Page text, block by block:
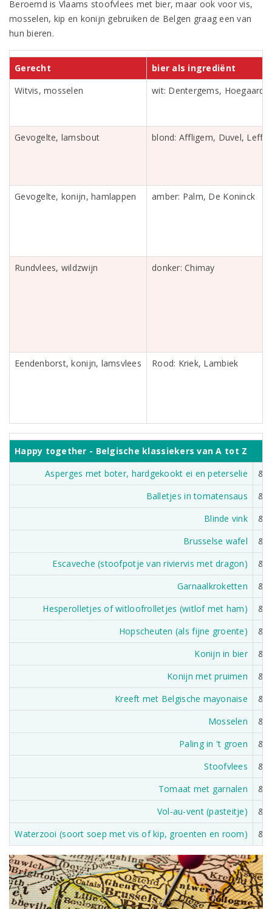
Beroemd is Vlaams stoofvlees met bier, maar ook voor vis,
mosselen, kip en konijn gebruiken de Belgen graag een van
hun bieren.
Gerecht
bier als ingrediënt
Witvis, mosselen
wit: Dentergems,
Gevogelte, lamsbout blond: Affligem, Duvel, Leffe
Gevogelte, konijn, hamlappen amber: Palm, De Koninck
Rundvlees, wildzwijn donker: Chimay
Eendenborst, konijn, lamsvlees Rood: Kriek, Lambiek
Happy together - Belgische klassiekers van A tot Z
Asperges met boter, hardgekookt ei en peterselie
&
Balletjes in tomatensaus
&
Blinde vink
&
Brusselse wafel
&
Escaveche (stoofpotje van riviervis met dragon)
&
Garnaalkroketten
&
Hesperolletjes of witloofrolletjes (witlof met ham)
&
Hopscheuten (als fijne groente)
&
Konijn in bier
&
Konijn met pruimen
&
Kreeft met Belgische mayonaise
&
Mosselen
&
Paling in 't groen
&
Stoofvlees
&
Tomaat met garnalen
&
Vol-au-vent (pasteitje)
&
Waterzooi (soort soep met vis of kip, groenten en room)
&